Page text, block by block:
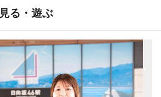
見る・遊ぶ